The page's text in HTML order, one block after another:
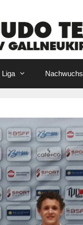
Liga Nachwuchs